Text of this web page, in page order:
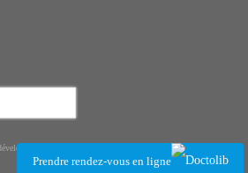
Prendre rendez-vous en ligne
par CGV & PDP